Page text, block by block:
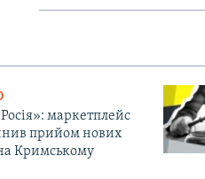
маркетплейс
прийом нових
Кримському